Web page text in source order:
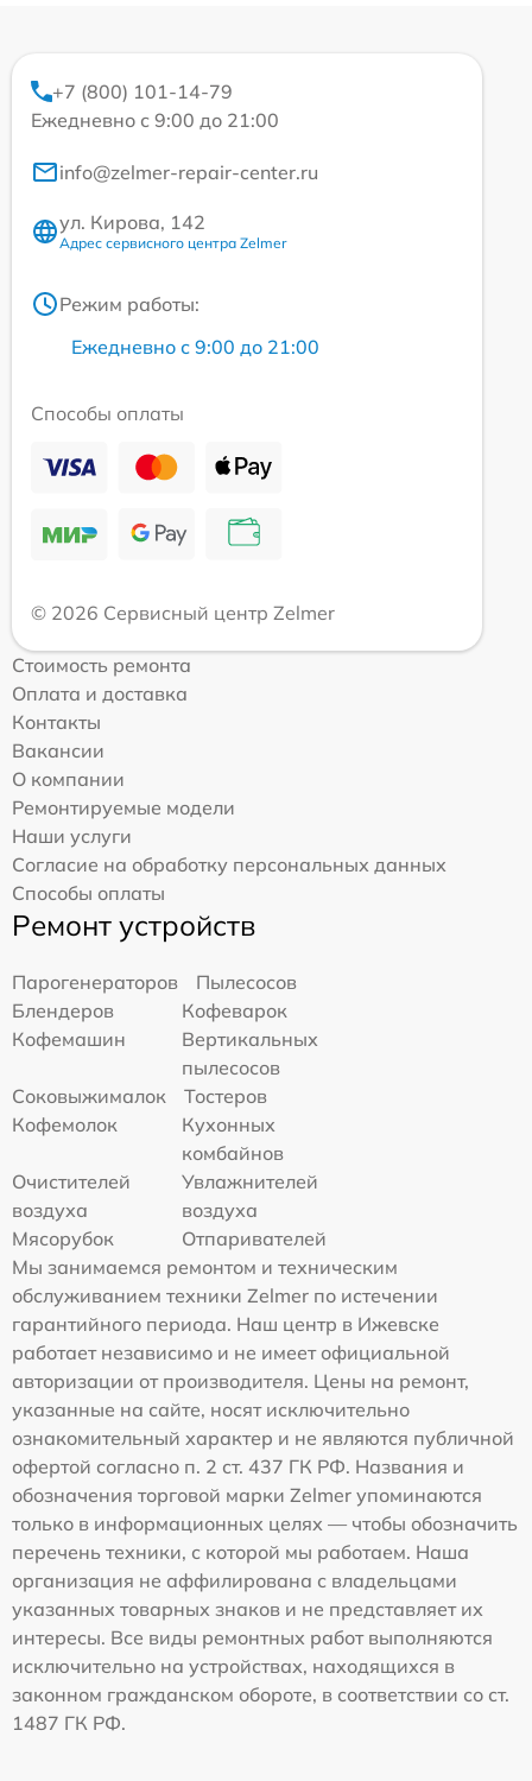
+7 (800) 101-14-79
Ежедневно с 9:00 до 21:00
info@zelmer-repair-center.ru
ул. Кирова, 142
Адрес сервисного центра Zelmer
Режим работы:
Ежедневно с 9:00 до 21:00
Способы оплаты
© 2026 Сервисный центр Zelmer
Стоимость ремонта
Оплата и доставка
Контакты
Вакансии
О компании
Ремонтируемые модели
Наши услуги
Согласие на обработку персональных данных
Способы оплаты
Ремонт устройств
Парогенераторов
Пылесосов
Блендеров
Кофеварок
Кофемашин
Вертикальных
пылесосов
Соковыжималок
Тостеров
Кофемолок
Кухонных
комбайнов
Очистителей
воздуха
Увлажнителей
воздуха
Мясорубок
Отпаривателей
Мы занимаемся ремонтом и техническим
обслуживанием техники Zelmer по истечении
гарантийного периода. Наш центр в Ижевске
работает независимо и не имеет официальной
авторизации от производителя. Цены на ремонт,
указанные на сайте, носят исключительно
ознакомительный характер и не являются публичной
офертой согласно п. 2 ст. 437 ГК РФ. Названия и
обозначения торговой марки Zelmer упоминаются
только в информационных целях — чтобы обозначить
перечень техники, с которой мы работаем. Наша
организация не аффилирована с владельцами
указанных товарных знаков и не представляет их
интересы. Все виды ремонтных работ выполняются
исключительно на устройствах, находящихся в
законном гражданском обороте, в соответствии со ст.
1487 ГК РФ.